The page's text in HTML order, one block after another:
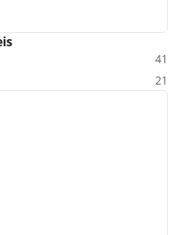
41
21